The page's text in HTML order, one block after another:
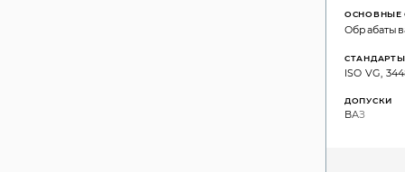
ОСНОВНЫЕ
СТАНДАРТЫ
ISO VG,
ДОПУСКИ
ВАЗ